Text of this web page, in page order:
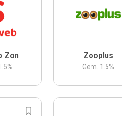
Zon
%
Zooplus
Gem. 1.5%